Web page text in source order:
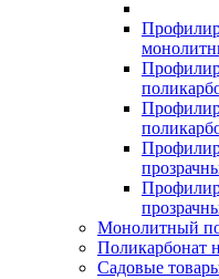
Монолитный
Поликарбонат
Садовые